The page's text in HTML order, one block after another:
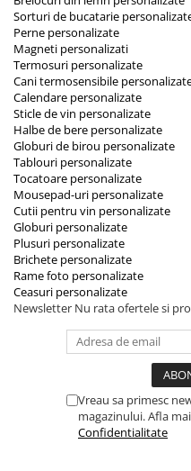
Sorturi de bucatarie
Perne personalizate
Magneti personalizati
Termosuri personalizate
Cani termosensibile
Calendare personalizate
Sticle de vin personalizate
Halbe de bere personalizate
Globuri de birou personalizate
Tablouri personalizate
Tocatoare personalizate
Mousepad-uri personalizate
Cutii pentru vin personalizate
Globuri personalizate
Plusuri personalizate
Brichete personalizate
Rame foto personalizate
Ceasuri personalizate
Newsletter Nu rata ofertele si
Vreau sa primesc
magazinului. Afla
Confidentialitate